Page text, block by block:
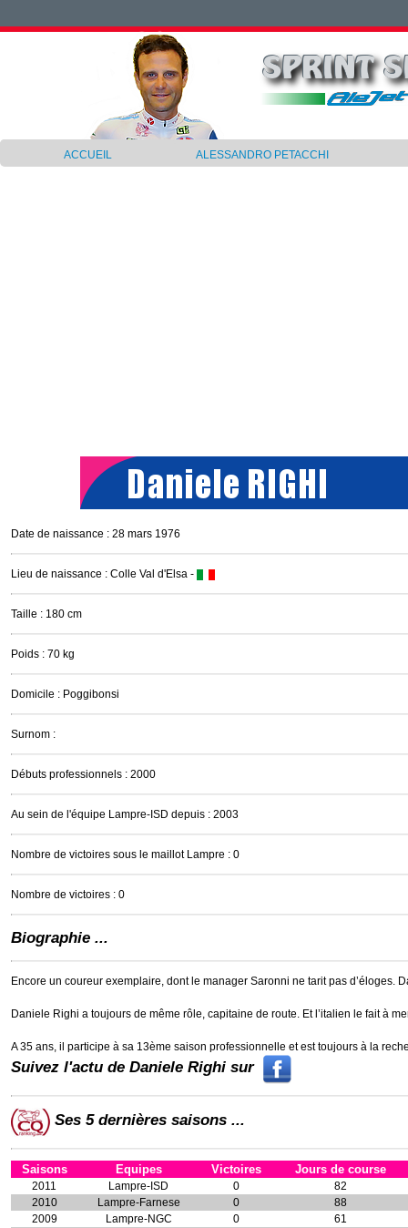
ACCUEIL ALESSANDRO PETACCHI
Date de naissance : 28 mars 1976
Lieu de naissance : Colle Val d'Elsa -
Taille : 180 cm
Poids : 70 kg
Domicile : Poggibonsi
Surnom :
Débuts professionnels : 2000
Au sein de l'équipe Lampre-ISD depuis : 2003
Nombre de victoires sous le maillot Lampre : 0
Nombre de victoires : 0
Biographie ...
Encore un coureur exemplaire, dont le manager Saronni ne tarit pas
Daniele Righi a toujours de même rôle, capitaine de route. Et l’italien le fait à
A 35 ans, il participe à sa 13ème saison professionnelle et est toujours à la
Suivez l'actu de Daniele Righi sur
Ses 5 dernières saisons ...
Saisons Equipes Victoires Jours de course
2011 Lampre-ISD 0
82
2010
Lampre-Farnese 0
88
2009
Lampre-NGC 0
61